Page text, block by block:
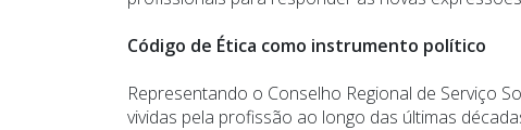
Código de Ética como instrumento político
Representando o Conselho Regional de Serviço
vividas pela profissão ao longo das últimas